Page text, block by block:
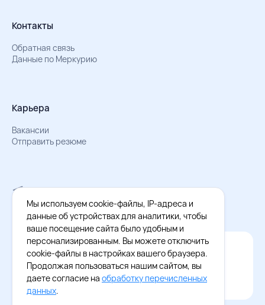
Контакты
Обратная связь
Данные по Меркурию
Карьера
Вакансии
Отправить резюме
Мы в Телеграм
Документы об обработке персональных данных
Охрана труда – результаты СОУТ
Официальное приложение Восток - Запад
Cкачайте бесплатное приложение
Мы используем cookie-файлы, IP-адреса и
данные об устройствах для аналитики, чтобы
ваше посещение сайта было удобным и
персонализированным. Вы можете отключить
cookie-файлы в настройках вашего браузера.
Продолжая пользоваться нашим сайтом, вы
даете согласие на обработку перечисленных
данных.